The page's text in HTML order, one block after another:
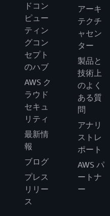
ドコン
ピュー
ティン
グコン
セプト
のハブ
AWS ク
ラウド
セキュ
リティ
最新情
報
ブログ
プレス
リリー
ス
アーキ
テクチ
ャセン
ター
製品と
技術上
のよく
ある質
問
アナリ
ストレ
ポート
AWS パ
ートナ
ー